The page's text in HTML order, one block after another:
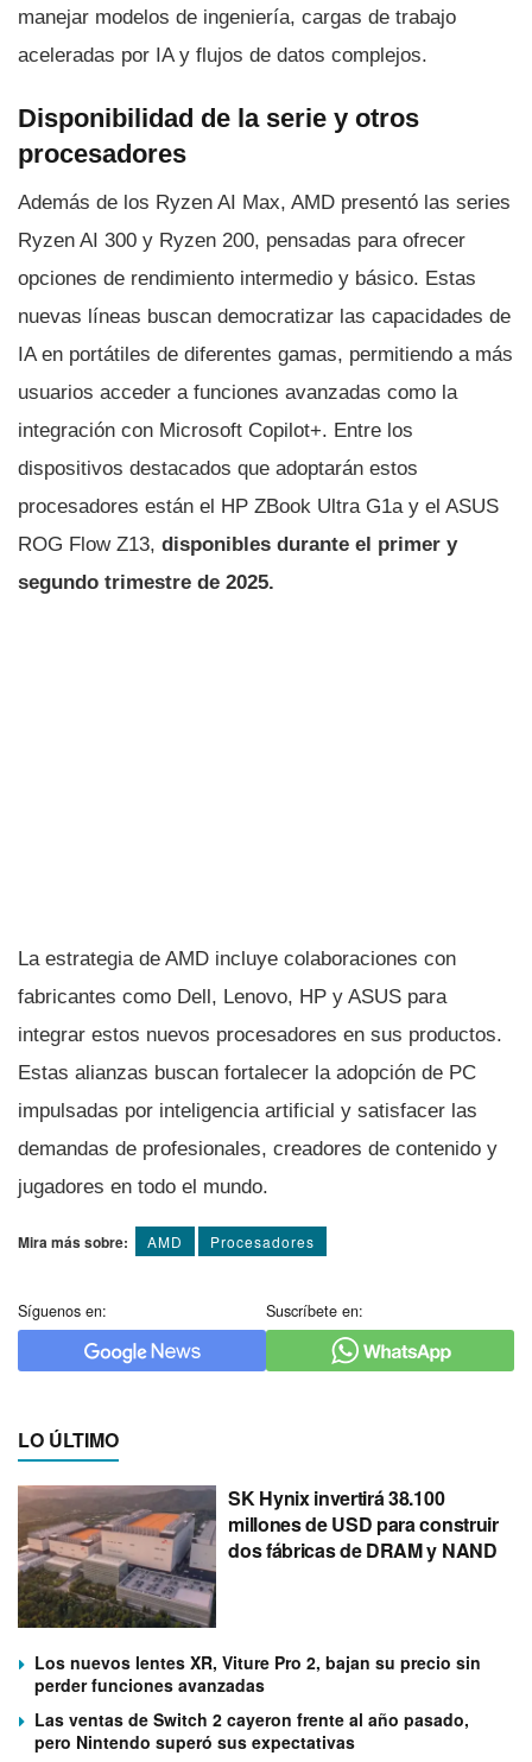
manejar modelos de ingeniería, cargas de trabajo
aceleradas por IA y flujos de datos complejos.
Disponibilidad de la serie y otros
procesadores
Además de los Ryzen AI Max, AMD presentó las series
Ryzen AI 300 y Ryzen 200, pensadas para ofrecer
opciones de rendimiento intermedio y básico. Estas
nuevas líneas buscan democratizar las capacidades de
IA en portátiles de diferentes gamas, permitiendo a más
usuarios acceder a funciones avanzadas como la
integración con Microsoft Copilot+. Entre los
dispositivos destacados que adoptarán estos
procesadores están el HP ZBook Ultra G1a y el ASUS
ROG Flow Z13, disponibles durante el primer y
segundo trimestre de 2025.
La estrategia de AMD incluye colaboraciones con
fabricantes como Dell, Lenovo, HP y ASUS para
integrar estos nuevos procesadores en sus productos.
Estas alianzas buscan fortalecer la adopción de PC
impulsadas por inteligencia artificial y satisfacer las
demandas de profesionales, creadores de contenido y
jugadores en todo el mundo.
Mira más sobre: AMD Procesadores
Síguenos en: Suscríbete en:
LO ÚLTIMO
SK Hynix invertirá 38.100
millones de USD para construir
dos fábricas de DRAM y NAND
Los nuevos lentes XR, Viture Pro 2, bajan su precio sin
perder funciones avanzadas
Las ventas de Switch 2 cayeron frente al año pasado,
pero Nintendo superó sus expectativas